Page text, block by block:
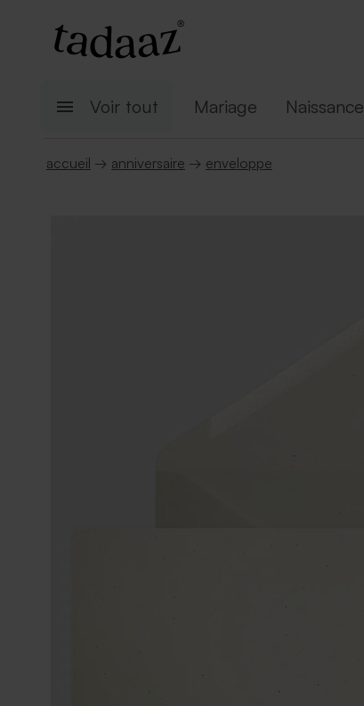
Voir tout Mariage Naissance
accueil → anniversaire → enveloppe